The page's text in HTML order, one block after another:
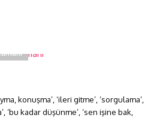
konuşma’, ‘ileri gitme’, ‘sorgulama’,
‘bu kadar düşünme’, ‘sen işine bak,